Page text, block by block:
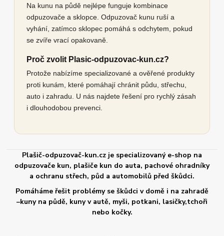
Na kunu na půdě nejlépe funguje kombinace
odpuzovače a sklopce. Odpuzovač kunu ruší a
vyhání, zatímco sklopec pomáhá s odchytem, pokud
se zvíře vrací opakovaně.
Proč zvolit Plasic-odpuzovac-kun.cz?
Protože nabízíme specializované a ověřené produkty
proti kunám, které pomáhají chránit půdu, střechu,
auto i zahradu. U nás najdete řešení pro rychlý zásah
i dlouhodobou prevenci.
Plašič-odpuzovač-kun.cz je specializovaný e-shop na
odpuzovače kun, plašiče kun do auta, pachové ohradníky
a ochranu střech, půd a automobilů před škůdci.
Pomáháme řešit problémy se škůdci v domě i na zahradě
–kuny na půdě, kuny v autě, myši, potkani, lasičky,tchoři
nebo kočky.